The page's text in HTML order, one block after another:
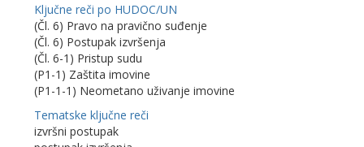
Ključne reči po HUDOC/UN
(Čl. 6) Pravo na pravično suđenje
(Čl. 6) Postupak izvršenja
(Čl. 6-1) Pristup sudu
(P1-1) Zaštita imovine
(P1-1-1) Neometano uživanje imovine
Tematske ključne reči
izvršni postupak